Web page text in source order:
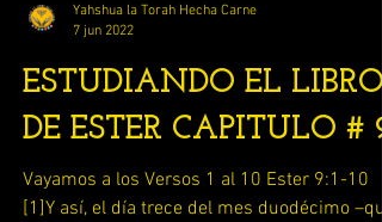
Yahshua la Torah Hecha Carne
7 jun 2022